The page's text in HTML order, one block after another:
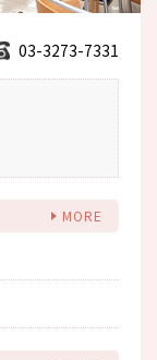
03-3273-7331